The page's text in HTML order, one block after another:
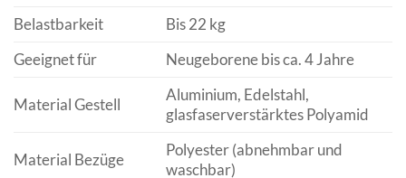
Belastbarkeit
Bis 22 kg
Geeignet für
Neugeborene bis ca. 4 Jahre
Material Gestell
Aluminium, Edelstahl,
glasfaserverstärktes Polyamid
Material Bezüge
Polyester (abnehmbar und
waschbar)